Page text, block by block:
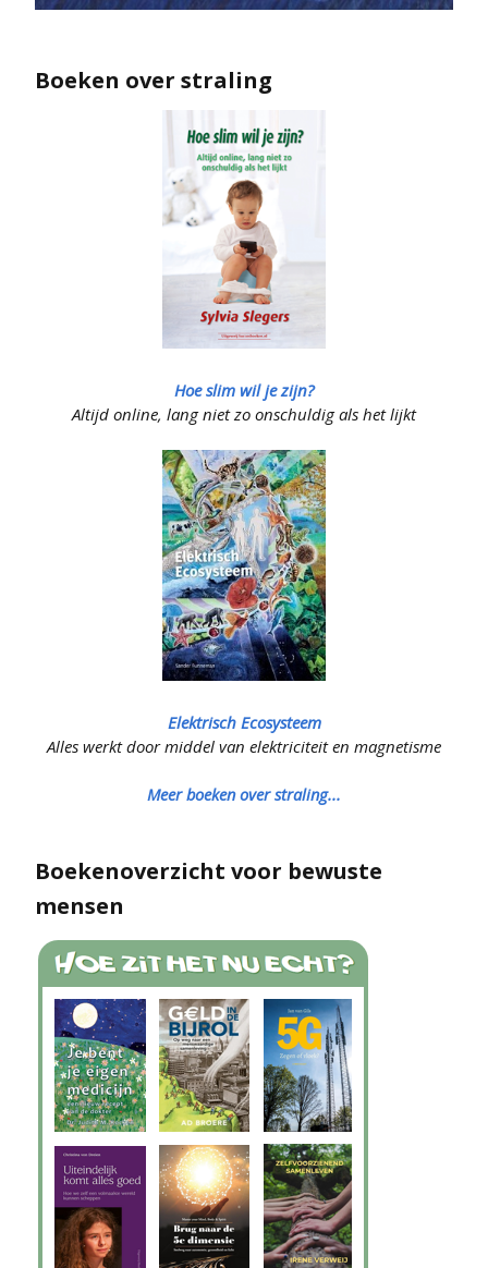
Boeken over straling
Hoe slim wil je zijn?
Altijd online, lang niet zo onschuldig als het lijkt
Elektrisch Ecosysteem
Alles werkt door middel van elektriciteit en magnetisme
Meer boeken over straling...
Boekenoverzicht voor bewuste
mensen